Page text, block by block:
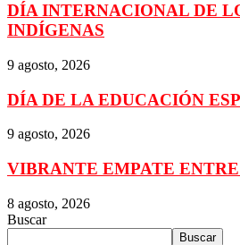
DÍA INTERNACIONAL DE
INDÍGENAS
9 agosto, 2026
DÍA DE LA EDUCACIÓN
9 agosto, 2026
VIBRANTE EMPATE
8 agosto, 2026
Buscar
Buscar